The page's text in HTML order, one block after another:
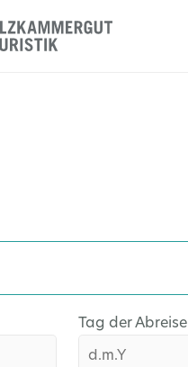
Tag der Abreise